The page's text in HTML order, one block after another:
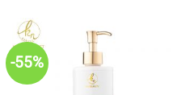
-55%